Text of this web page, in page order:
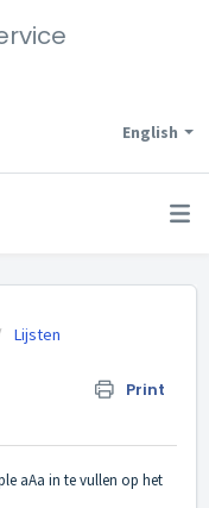
English
Lijsten
Print
aAa in te vullen op het